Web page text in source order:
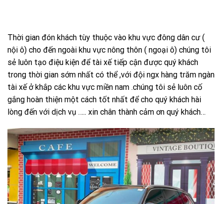
Thời gian đón khách tùy thuộc vào khu vực đông dân cư (
nội ô) cho đến ngoài khu vực nông thôn ( ngoại ô) chúng tôi
sẻ luôn tạo điệu kiện để tài xế tiếp cận được quý khách
trong thời gian sớm nhất có thể ,với đội ngx hàng trăm ngàn
tài xế ở khắp các khu vực miền nam .chúng tôi sẻ luôn cố
gắng hoàn thiện một cách tốt nhất để cho quý khách hài
lòng đến với dịch vụ ….. xin chân thành cảm ơn quý khách…